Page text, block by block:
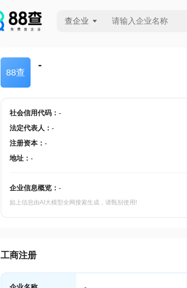
查企业
88查
-
社会信用代码： -
法定代表人 ： -
注册资本： -
地址： -
企业信息概览： -
如上信息由AI大模型全网搜索生成，请甄别使用!
工商注册